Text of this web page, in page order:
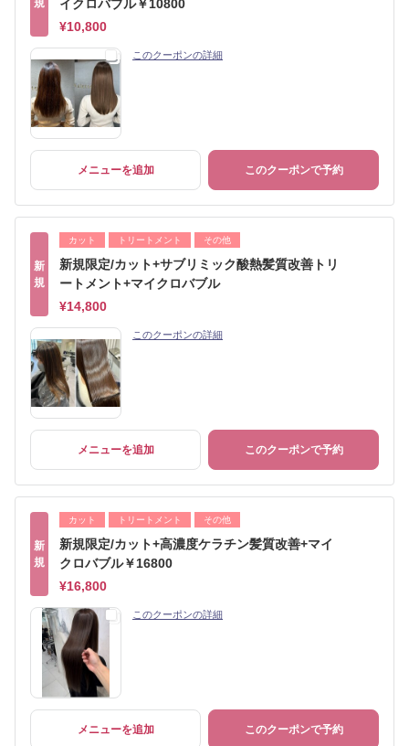
規
イクロバブル￥10800
¥10,800
このクーポンの詳細
メニューを追加 このクーポンで予約
新
規
カット トリートメント その他
新規限定/カット+サブリミック酸熱髪質改善トリ
ートメント+マイクロバブル
¥14,800
このクーポンの詳細
メニューを追加 このクーポンで予約
新
規
カット トリートメント その他
新規限定/カット+高濃度ケラチン髪質改善+マイ
クロバブル￥16800
¥16,800
このクーポンの詳細
メニューを追加 このクーポンで予約